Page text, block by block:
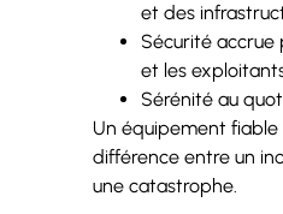
et des
Sécurité accrue
et les
Sérénité au
Un équipement
différence entre un
une catastrophe.